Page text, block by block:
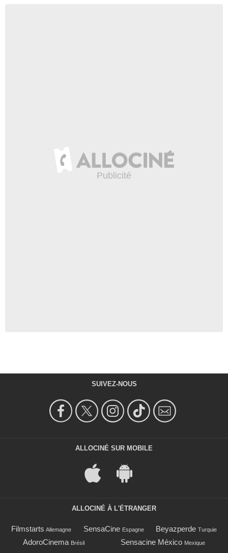
SUIVEZ-NOUS
ALLOCINÉ SUR MOBILE
ALLOCINÉ À L'ÉTRANGER
Filmstarts Allemagne SensaCine Espagne Beyazperde Turquie
AdoroCinema Brésil Sensacine México Mexique